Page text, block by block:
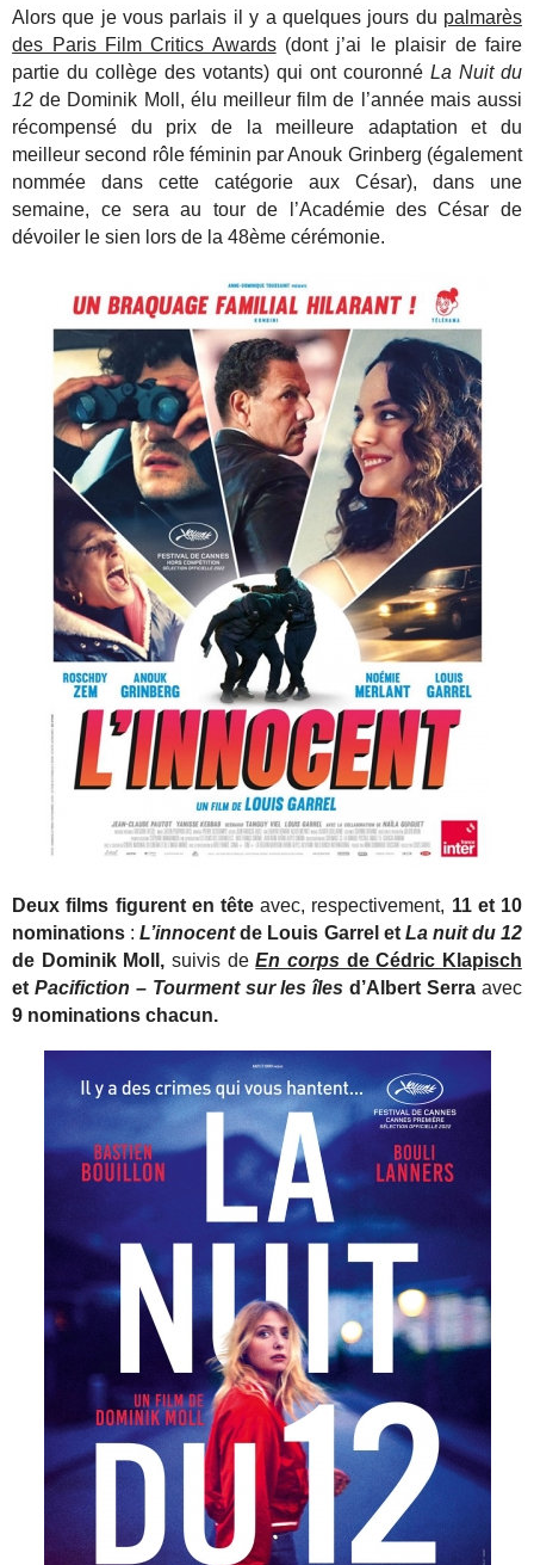
Alors que je vous parlais il y a quelques jours du palmarès
des Paris Film Critics Awards(dont j’ai le plaisir de faire
partie du collège des votants) qui ont couronné La Nuit du
12 de Dominik Moll, élu meilleur film de l’année mais aussi
récompensé du prix de la meilleure adaptation et du
meilleur second rôle féminin par Anouk Grinberg (également
nommée dans cette catégorie aux César), dans une
semaine, ce sera au tour de l’Académie des César de
dévoiler le sien lors de la 48ème cérémonie.
Deux films figurent en têteavec, respectivement, 11 et 10
nominations :L’innocentde Louis Garrel et La nuit du 12
de Dominik Moll, suivis deEn corpsde Cédric Klapisch
et Pacifiction – Tourment sur les îles d’Albert Serra avec
9 nominations chacun.